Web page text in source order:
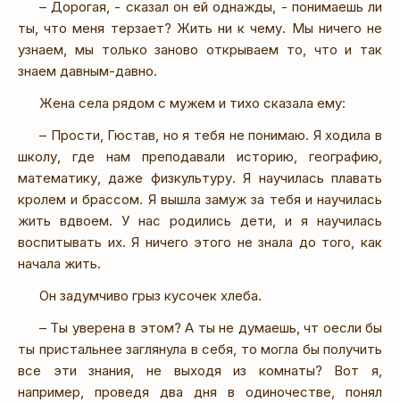
– Дорогая, - сказал он ей однажды, - понимаешь ли
ты, что меня терзает? Жить ни к чему. Мы ничего не
узнаем, мы только заново открываем то, что и так
знаем давным-давно.
Жена села рядом с мужем и тихо сказала ему:
– Прости, Гюстав, но я тебя не понимаю. Я ходила в
школу, где нам преподавали историю, географию,
математику, даже физкультуру. Я научилась плавать
кролем и брассом. Я вышла замуж за тебя и научилась
жить вдвоем. У нас родились дети, и я научилась
воспитывать их. Я ничего этого не знала до того, как
начала жить.
Он задумчиво грыз кусочек хлеба.
– Ты уверена в этом? А ты не думаешь, чт оесли бы
ты пристальнее заглянула в себя, то могла бы получить
все эти знания, не выходя из комнаты? Вот я,
например, проведя два дня в одиночестве, понял